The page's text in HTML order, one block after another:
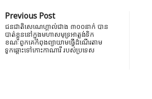
Previous Post
ជនជាតិសេណេហ្គាល់ជាង ៣០០នាក់ បាន
បាត់ខ្លួននៅក្នុងមហាសមុទ្រអាត្លង់ទិក
ខណៈពួកគេកំពុងព្យាយាមធ្វើដំណើរតាម
ទូកឆ្ពោះទៅកោះកាណារី របស់ប្រទេស